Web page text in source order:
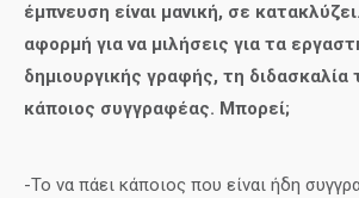
έμπνευση είναι μανική, σε
αφορμή για να μιλήσεις για τα
δημιουργικής γραφής, τη διδασκαλία
κάποιος συγγραφέας. Μπορεί;
-Το να πάει κάποιος που είναι ήδη